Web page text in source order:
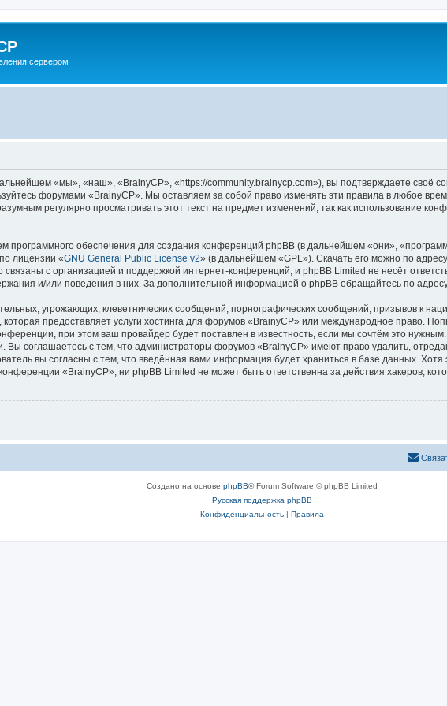
сервером
«мы», «наш», «BrainyCP», «https://community.brainycp.com»), вы подтверждаете своё
форумами «BrainyCP». Мы оставляем за собой право изменять эти правила в любое
регулярно просматривать этот текст на предмет изменений, так как использование
обеспечения для создания конференций phpBB (в дальнейшем «они»,
лицензии «GNU General Public License v2» (в дальнейшем «GPL»). Скачать его можно по адресу
связаны с организацией и поддержкой интернет-конференций, и phpBB Limited не несёт
и/или поведения в них. За дополнительной информацией о phpBB обращайтесь по
угрожающих, клеветнических сообщений, порнографических сообщений, призывов к
предоставляет услуги хостинга для форумов «BrainyCP» или международное право.
при этом ваш провайдер будет поставлен в известность, если мы сочтём это
Вы соглашаетесь с тем, что администраторы форумов «BrainyCP» имеют право удалить,
вы согласны с тем, что введённая вами информация будет храниться в базе данных.
«BrainyCP», ни phpBB Limited не может быть ответственна за действия хакеров,
Создано на основе phpBB® Forum Software © phpBB Limited
Русская поддержка phpBB
Конфиденциальность| Правила